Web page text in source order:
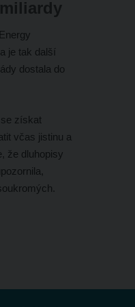
je tak další
dostala do
získat
včas jistinu a
že dluhopisy